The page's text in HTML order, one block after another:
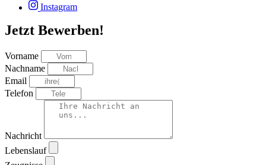
Instagram
Jetzt Bewerben!
Vorname
Nachname
Email
Telefon
Nachricht
Lebenslauf